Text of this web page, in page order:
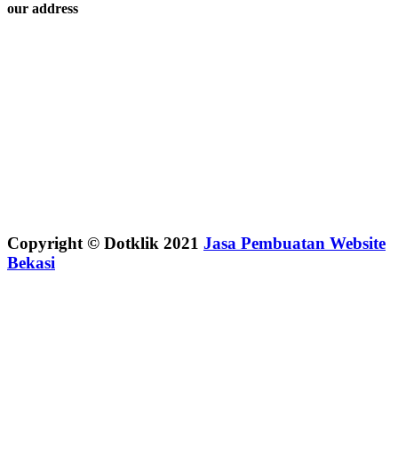
our address
Copyright © Dotklik 2021 Jasa Pembuatan Website
Bekasi